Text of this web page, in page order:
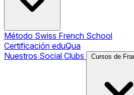
Método Swiss French School
Certificación eduQua
Nuestros Social Clubs
Cursos de